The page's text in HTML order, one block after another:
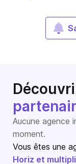
Aucune agence
moment.
Vous êtes une
Horiz et